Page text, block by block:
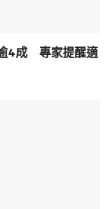
4成 專家提醒適